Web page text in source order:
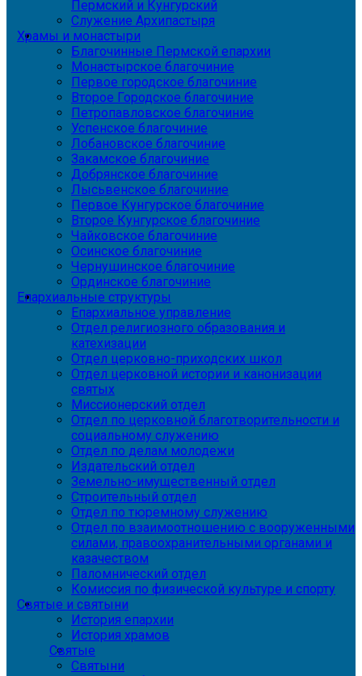
Пермский и Кунгурский
Служение Архипастыря
Храмы и монастыри
Благочинные Пермской епархии
Монастырское благочиние
Первое городское благочиние
Второе Городское благочиние
Петропавловское благочиние
Успенское благочиние
Лобановское благочиние
Закамское благочиние
Добрянское благочиние
Лысьвенское благочиние
Первое Кунгурское благочиние
Второе Кунгурское благочиние
Чайковское благочиние
Осинское благочиние
Чернушинское благочиние
Ординское благочиние
Епархиальные структуры
Епархиальное управление
Отдел религиозного образования и
катехизации
Отдел церковно-приходских школ
Отдел церковной истории и канонизации
святых
Миссионерский отдел
Отдел по церковной благотворительности и
социальному служению
Отдел по делам молодежи
Издательский отдел
Земельно-имущественный отдел
Строительный отдел
Отдел по тюремному служению
Отдел по взаимоотношению с вооруженными
силами, правоохранительными органами и
казачеством
Паломнический отдел
Комиссия по физической культуре и спорту
Святые и святыни
История епархии
История храмов
Святые
Святыни